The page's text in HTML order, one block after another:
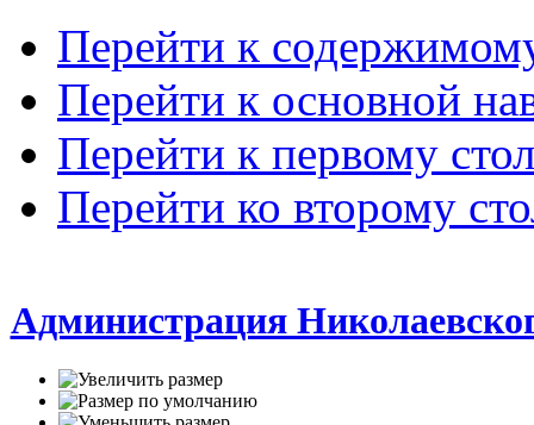
Перейти к
Перейти к основной
Перейти к первому
Перейти ко второму
Администрация